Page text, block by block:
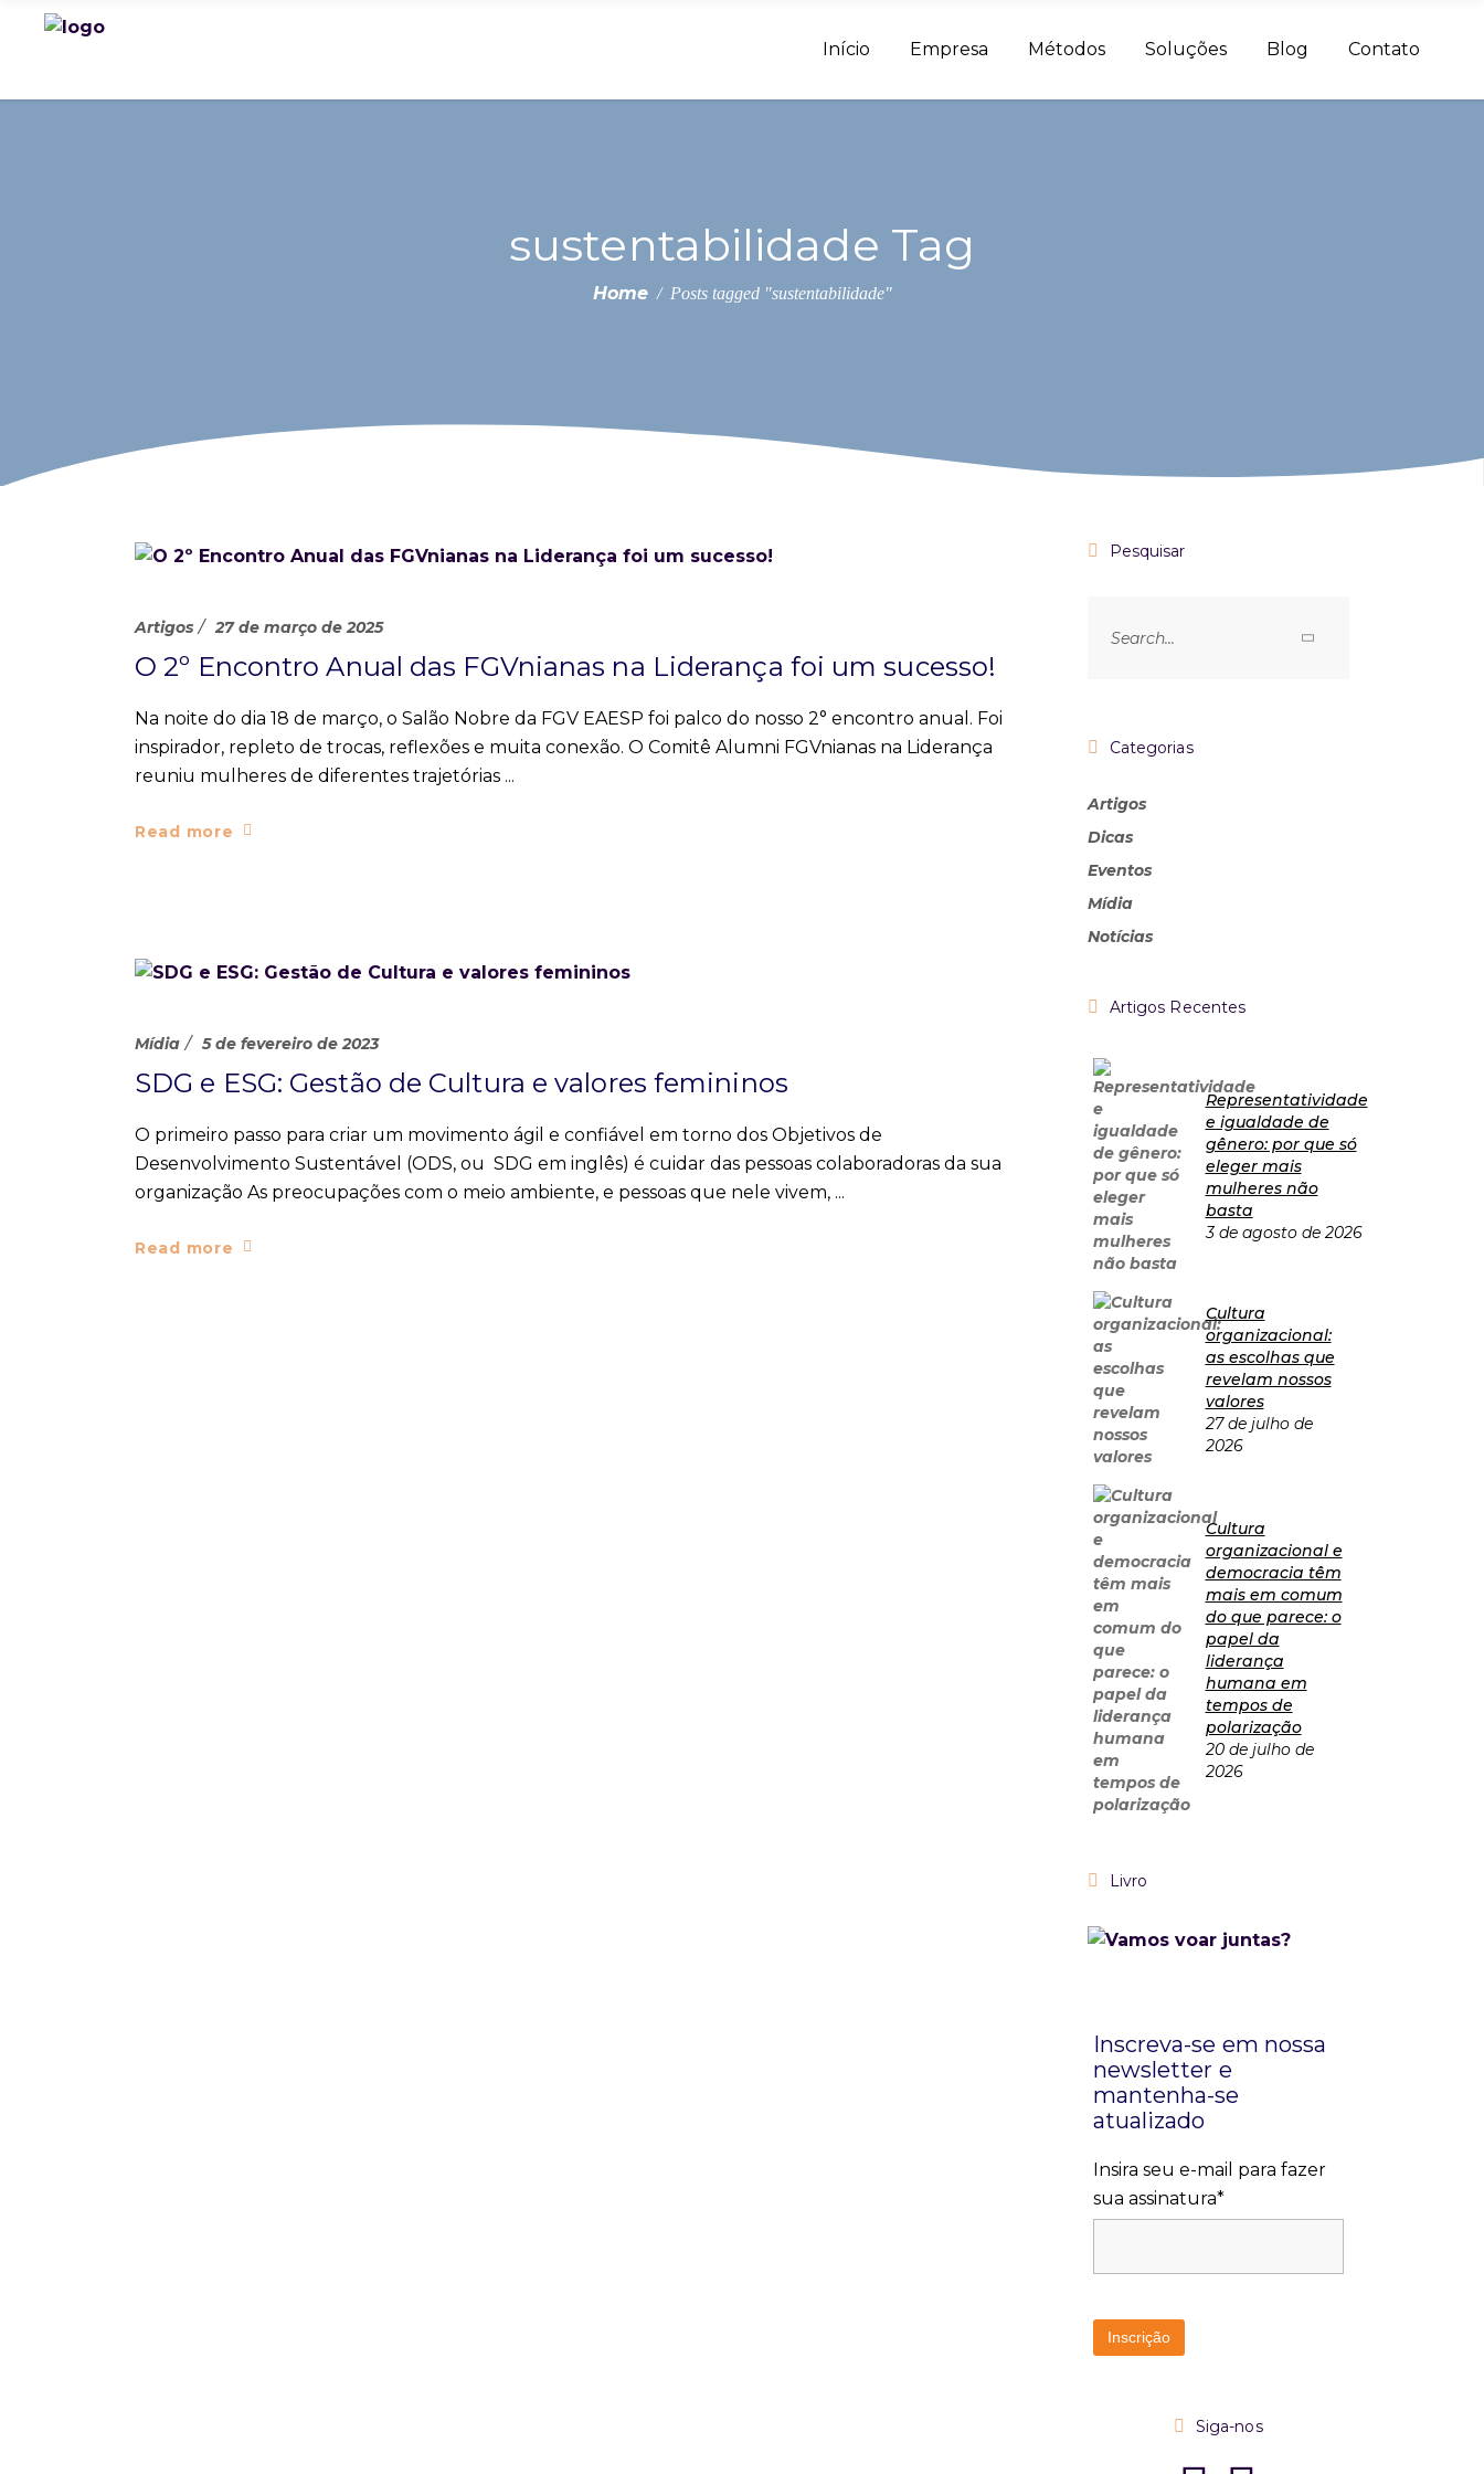
Início Empresa Métodos Soluções Blog Contato
sustentabilidade Tag
Home/ Posts tagged "sustentabilidade"
Artigos 27 de março de 2025
O 2º Encontro Anual das FGVnianas na Liderança foi um sucesso!
Na noite do dia 18 de março, o Salão Nobre da FGV EAESP foi palco do nosso 2° encontro anual. Foi
inspirador, repleto de trocas, reflexões e muita conexão. O Comitê Alumni FGVnianas na Liderança
reuniu mulheres de diferentes trajetórias
Read more
Mídia 5 de fevereiro de 2023
SDG e ESG: Gestão de Cultura e valores femininos
O primeiro passo para criar um movimento ágil e confiável em torno dos Objetivos de
Desenvolvimento Sustentável (ODS, ou SDG em inglês) é cuidar das pessoas colaboradoras da sua
organização As preocupações com o meio ambiente, e pessoas que nele vivem,
Read more
Pesquisar
Categorias
Artigos
Dicas
Eventos
Mídia
Notícias
Artigos Recentes
Representatividade
e igualdade de
gênero: por que só
eleger mais
mulheres não
basta
3 de agosto de 2026
Cultura
organizacional:
as escolhas que
revelam nossos
valores
27 de julho de
2026
Cultura
organizacional e
democracia têm
mais em comum
do que parece: o
papel da
liderança
humana em
tempos de
polarização
20 de julho de
2026
Livro
Inscreva-se em nossa
newsletter e
mantenha-se
atualizado
Insira seu e-mail para fazer
sua assinatura*
Siga-nos